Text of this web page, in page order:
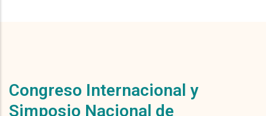
Congreso Internacional y
Simposio Nacional de